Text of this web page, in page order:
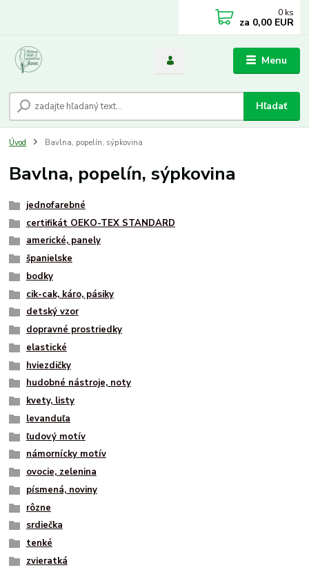
Menu
Hľadať
0 ks
za 0,00 EUR
Úvod Bavlna, popelín, sýpkovina
Bavlna, popelín, sýpkovina
jednofarebné
certifikát OEKO-TEX STANDARD
americké, panely
španielske
bodky
cik-cak, káro, pásiky
detský vzor
dopravné prostriedky
elastické
hviezdičky
hudobné nástroje, noty
kvety, listy
levanduľa
ľudový motív
námornícky motív
ovocie, zelenina
písmená, noviny
rôzne
srdiečka
tenké
zvieratká